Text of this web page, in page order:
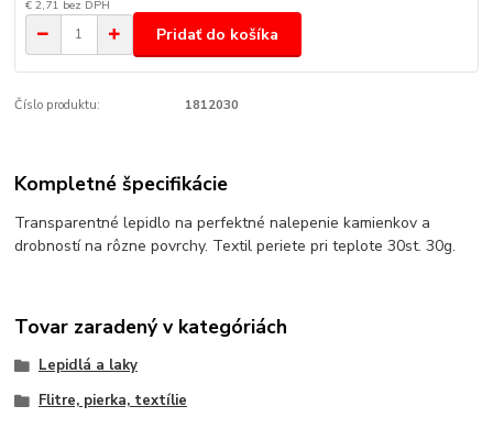
€ 2,71 bez DPH
Pridať do košíka
Číslo produktu: 1812030
Kompletné špecifikácie
Transparentné lepidlo na perfektné nalepenie kamienkov a
drobností na rôzne povrchy. Textil periete pri teplote 30st. 30g.
Tovar zaradený v kategóriách
Lepidlá a laky
Flitre, pierka, textílie